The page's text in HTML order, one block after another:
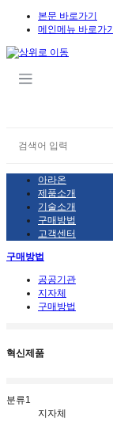
본문 바로가기
메인메뉴 바로가기
아라온
제품소개
기술소개
구매방법
고객센터
구매방법
공공기관
지자체
구매방법
혁신제품
분류1
지자체